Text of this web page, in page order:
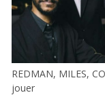
REDMAN, MILES,
jouer